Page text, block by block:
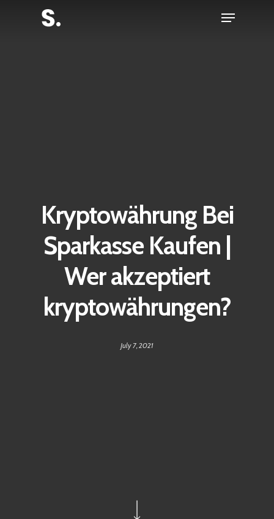
Menu
Kryptowährung Bei
Sparkasse Kaufen |
Wer akzeptiert
kryptowährungen?
July 7, 2021